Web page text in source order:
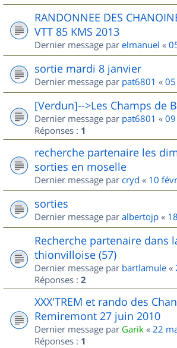
RANDONNEE DES
VTT 85 KMS 2013
Dernier message par elmanuel «
sortie mardi 8 janvier
Dernier message par pat6801 «
[Verdun]-->Les Champs de
Dernier message par pat6801 «
Réponses : 1
recherche partenaire les
sorties en moselle
Dernier message par cryd « 10
sorties
Dernier message par albertojp «
Recherche partenaire dans
thionvilloise (57)
Dernier message par bartlamule «
Réponses : 2
XXX'TREM et rando des
Remiremont 27 juin 2010
Dernier message par Garik « 22
Réponses : 1